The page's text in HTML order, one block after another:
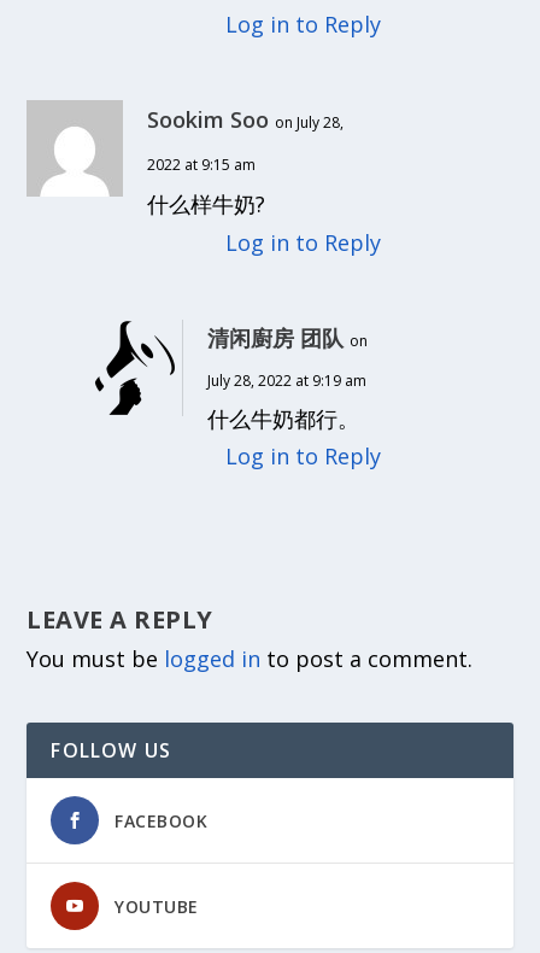
Log in to Reply
Sookim Soo on July 28,
2022 at 9:15 am
什么样牛奶?
Log in to Reply
清闲廚房 团队 on
July 28, 2022 at 9:19 am
什么牛奶都行。
Log in to Reply
LEAVE A REPLY
You must be logged in to post a comment.
FOLLOW US
FACEBOOK
YOUTUBE